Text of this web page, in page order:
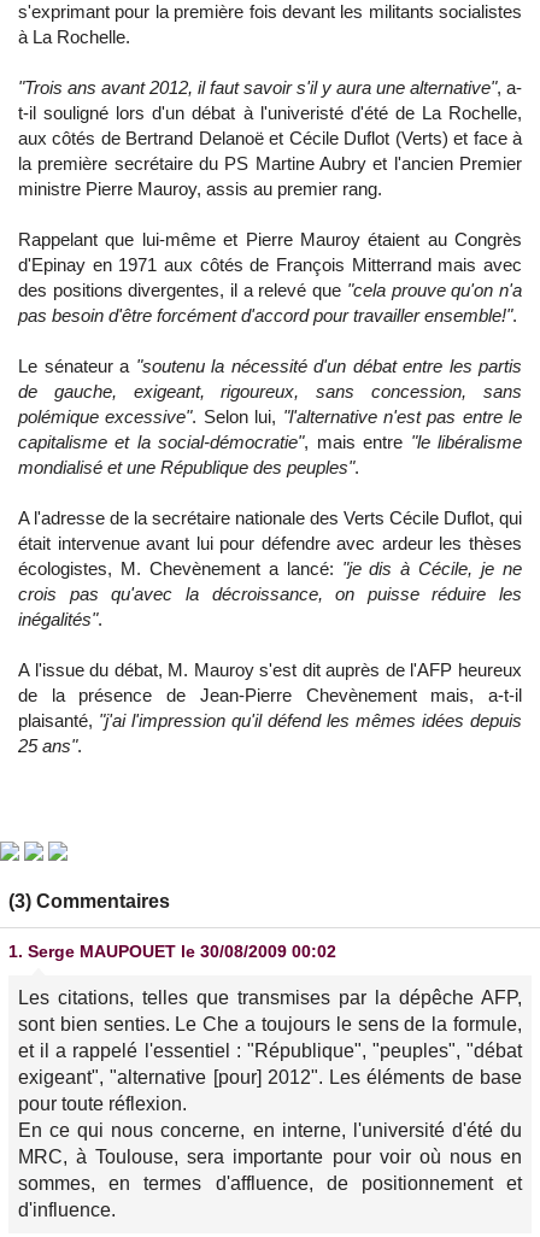
s'exprimant pour la première fois devant les militants socialistes
à La Rochelle.
"Trois ans avant 2012, il faut savoir s'il y aura une alternative", a-
t-il souligné lors d'un débat à l'univeristé d'été de La Rochelle,
aux côtés de Bertrand Delanoë et Cécile Duflot (Verts) et face à
la première secrétaire du PS Martine Aubry et l'ancien Premier
ministre Pierre Mauroy, assis au premier rang.
Rappelant que lui-même et Pierre Mauroy étaient au Congrès
d'Epinay en 1971 aux côtés de François Mitterrand mais avec
des positions divergentes, il a relevé que "cela prouve qu'on n'a
pas besoin d'être forcément d'accord pour travailler ensemble!".
Le sénateur a "soutenu la nécessité d'un débat entre les partis
de gauche, exigeant, rigoureux, sans concession, sans
polémique excessive". Selon lui, "l'alternative n'est pas entre le
capitalisme et la social-démocratie", mais entre "le libéralisme
mondialisé et une République des peuples".
A l'adresse de la secrétaire nationale des Verts Cécile Duflot, qui
était intervenue avant lui pour défendre avec ardeur les thèses
écologistes, M. Chevènement a lancé: "je dis à Cécile, je ne
crois pas qu'avec la décroissance, on puisse réduire les
inégalités".
A l'issue du débat, M. Mauroy s'est dit auprès de l'AFP heureux
de la présence de Jean-Pierre Chevènement mais, a-t-il
plaisanté, "j'ai l'impression qu'il défend les mêmes idées depuis
25 ans".
(3) Commentaires
1. Serge MAUPOUET le 30/08/2009 00:02
Les citations, telles que transmises par la dépêche AFP,
sont bien senties. Le Che a toujours le sens de la formule,
et il a rappelé l'essentiel : "République", "peuples", "débat
exigeant", "alternative [pour] 2012". Les éléments de base
pour toute réflexion.
En ce qui nous concerne, en interne, l'université d'été du
MRC, à Toulouse, sera importante pour voir où nous en
sommes, en termes d'affluence, de positionnement et
d'influence.